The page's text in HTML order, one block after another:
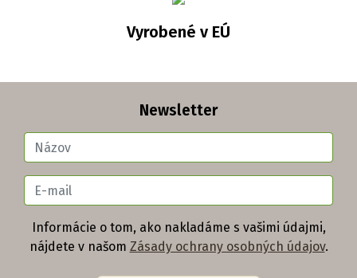
Vyrobené v EÚ
Newsletter
Informácie o tom, ako nakladáme s vašimi údajmi,
nájdete v našom Zásady ochrany osobných údajov.